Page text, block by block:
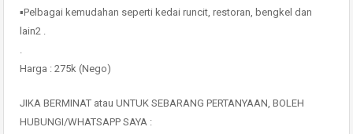
▪️Pelbagai kemudahan seperti kedai runcit, restoran, bengkel dan
lain2 .
.
Harga : 275k (Nego)
JIKA BERMINAT atau UNTUK SEBARANG PERTANYAAN, BOLEH
HUBUNGI/WHATSAPP SAYA :